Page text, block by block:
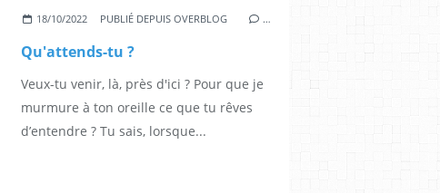
18/10/2022 PUBLIÉ DEPUIS OVERBLOG …
Qu'attends-tu ?
Veux-tu venir, là, près d'ici ? Pour que je
murmure à ton oreille ce que tu rêves
d’entendre ? Tu sais, lorsque...